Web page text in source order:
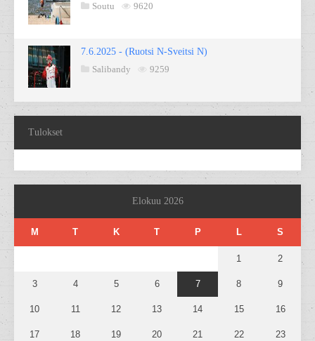
Soutu
9620
7.6.2025 - (Ruotsi N-Sveitsi N)
Salibandy
9259
Tulokset
Elokuu 2026
M T K T P L S
1 2
3 4 5 6 7 8 9
10 11 12 13 14 15 16
17 18 19 20 21 22 23